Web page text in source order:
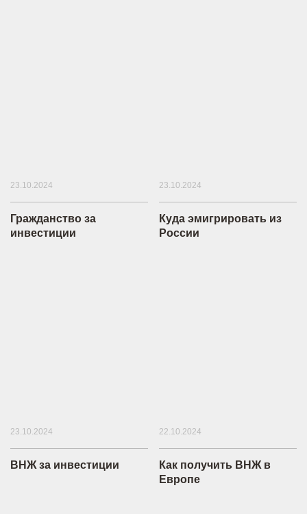
23.10.2024
Гражданство за
инвестиции
23.10.2024
Куда эмигрировать из
России
23.10.2024
ВНЖ за инвестиции
22.10.2024
Как получить ВНЖ в
Европе